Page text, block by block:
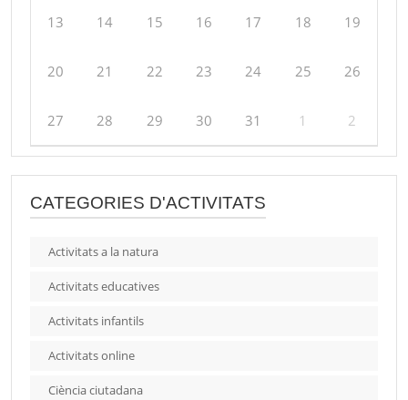
13 14 15 16 17 18 19
20 21 22 23 24 25 26
27 28 29 30 31 1 2
CATEGORIES D'ACTIVITATS
Activitats a la natura
Activitats educatives
Activitats infantils
Activitats online
Ciència ciutadana